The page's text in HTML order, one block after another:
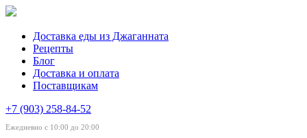
Доставка еды из Джаганната
Рецепты
Блог
Доставка и оплата
Поставщикам
+7 (903) 258-84-52
Ежедневно с 10:00 до 20:00